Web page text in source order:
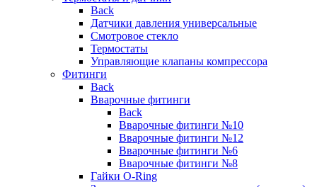
Back
Датчики давления универсальные
Смотровое стекло
Термостаты
Управляющие клапаны компрессора
Фитинги
Back
Вварочные фитинги
Back
Вварочные фитинги №10
Вварочные фитинги №12
Вварочные фитинги №6
Вварочные фитинги №8
Гайки O-Ring